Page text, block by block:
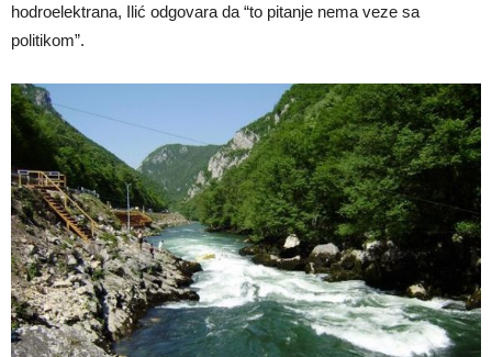
hodroelektrana, Ilić odgovara da “to pitanje nema veze sa
politikom”.